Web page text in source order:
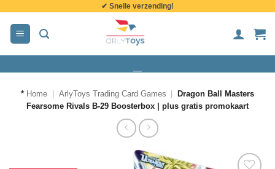
inhoud
✔ Snelle verzending!
* Home ArlyToys Trading Card Games
Dragon Ball Masters
Fearsome Rivals B-29 Boosterbox | plus gratis promokaart